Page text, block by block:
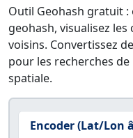
Outil Geohash gratuit
geohash, visualisez
voisins. Convertissez
pour les recherches
spatiale.
Encoder (Lat/Lon